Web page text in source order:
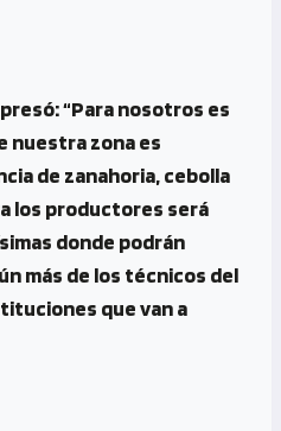
“Para nosotros es
nuestra zona es
de zanahoria, cebolla
los productores será
donde podrán
más de los técnicos del
que van a